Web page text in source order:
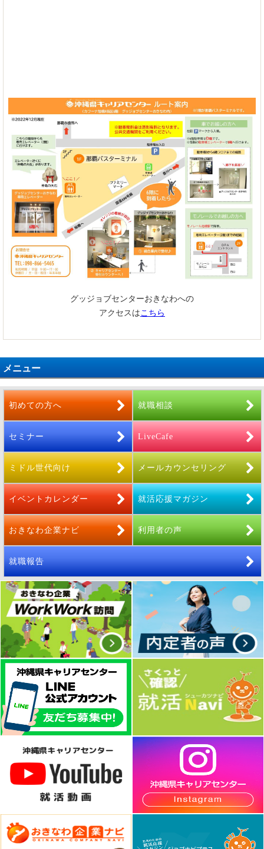
グッジョブセンターおきなわへの
アクセスはこちら
メニュー
初めての方へ 就職相談
セミナー LiveCafe
ミドル世代向け メールカウンセリング
イベントカレンダー 就活応援マガジン
おきなわ企業ナビ 利用者の声
就職報告